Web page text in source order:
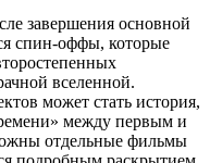
завершения основной
спин-оффы, которые
вселенной.
может стать история,
между первым и
отдельные фильмы